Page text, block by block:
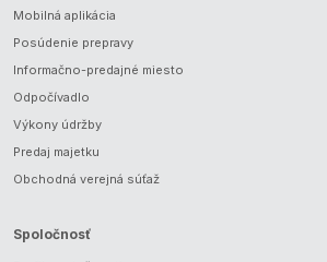
Mobilná aplikácia
Posúdenie prepravy
Informačno-predajné miesto
Odpočívadlo
Výkony údržby
Predaj majetku
Obchodná verejná súťaž
Spoločnosť